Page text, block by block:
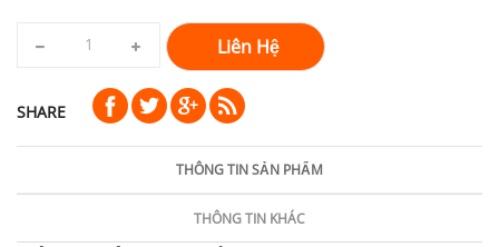
Liên Hệ
SHARE
THÔNG TIN SẢN PHẨM
THÔNG TIN KHÁC